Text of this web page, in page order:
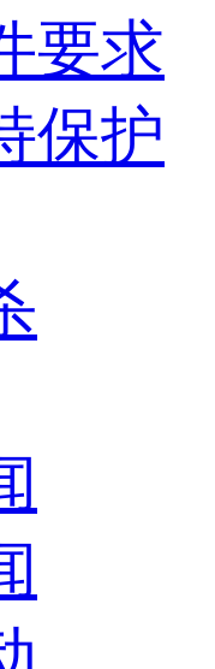
要求
保护